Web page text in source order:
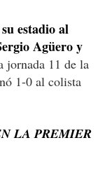
estadio al
Agüero y
jornada 11 de la
1-0 al colista
LA PREMIER